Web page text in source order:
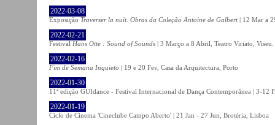
2022-03-08
Exposição Traverser la nuit. Obras da Coleção Antoine de Galbert | 12 Mar a
2022-02-21
Festival Hans Otte : Sound of Sounds | 3 Março a 8 Abril, Teatro Viriato, Viseu.
2022-02-16
Fim de Semana Inquieto | 19 e 20 Fev, Casa da Arquitectura, Porto
2022-01-30
11ª edição GUIdance - Festival Internacional de Dança Contemporânea | 3-12
2022-01-19
Ciclo de Cinema 'Cineclube Campo Aberto' | 21 Jan - 27 Jun, Brotéria, Lisboa